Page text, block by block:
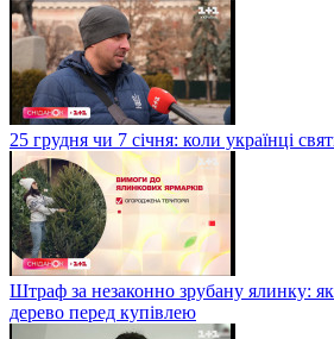
25 грудня чи 7 січня: коли українці
Штраф за незаконно зрубану ялинку: як
дерево перед купівлею